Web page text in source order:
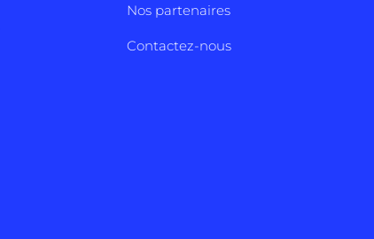
Nos partenaires
Contactez-nous